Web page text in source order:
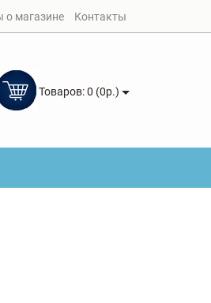
о магазине Контакты
Товаров: 0 (0р.)